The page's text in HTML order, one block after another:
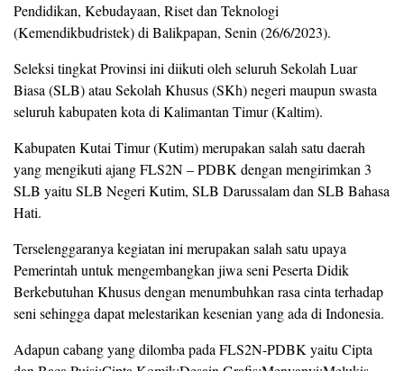
Pendidikan, Kebudayaan, Riset dan Teknologi
(Kemendikbudristek) di Balikpapan, Senin (26/6/2023).
Seleksi tingkat Provinsi ini diikuti oleh seluruh Sekolah Luar
Biasa (SLB) atau Sekolah Khusus (SKh) negeri maupun swasta
seluruh kabupaten kota di Kalimantan Timur (Kaltim).
Kabupaten Kutai Timur (Kutim) merupakan salah satu daerah
yang mengikuti ajang FLS2N – PDBK dengan mengirimkan 3
SLB yaitu SLB Negeri Kutim, SLB Darussalam dan SLB Bahasa
Hati.
Terselenggaranya kegiatan ini merupakan salah satu upaya
Pemerintah untuk mengembangkan jiwa seni Peserta Didik
Berkebutuhan Khusus dengan menumbuhkan rasa cinta terhadap
seni sehingga dapat melestarikan kesenian yang ada di Indonesia.
Adapun cabang yang dilomba pada FLS2N-PDBK yaitu Cipta